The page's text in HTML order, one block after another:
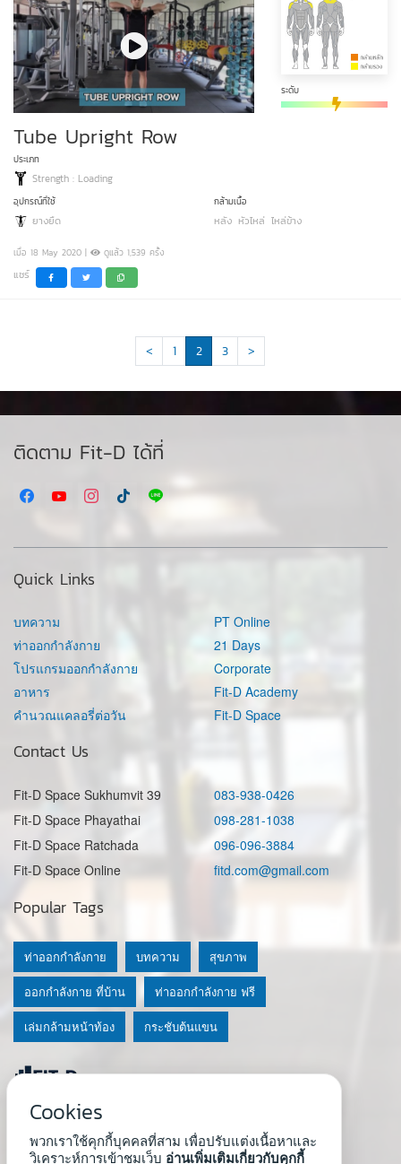
ระดับ
Tube Upright Row
ประเภท
Strength : Loading
อุปกรณ์ที่ใช้
ยางยืด
กล้ามเนื้อ
หลัง หัวไหล่ ไหล่ข้าง
เมื่อ 18 May 2020 | ดูแล้ว 1,539 ครั้ง
แชร์
< 1 2 3 >
ติดตาม Fit-D ได้ที่
Quick Links
บทความ
ท่าออกกำลังกาย
โปรแกรมออกกำลังกาย
อาหาร
คำนวณแคลอรี่ต่อวัน
PT Online
21 Days
Corporate
Fit-D Academy
Fit-D Space
Contact Us
Fit-D Space Sukhumvit 39
083-938-0426
Fit-D Space Phayathai
098-281-1038
Fit-D Space Ratchada
096-096-3884
Fit-D Space Online
fitd.com@gmail.com
© 2020 Fit-D.com & Fit-D Finess
About Us | นโยบายความเป็นส่วนตัว|เงื่อนไขการใช้เว็บ
Popular Tags
ท่าออกกำลังกาย บทความ สุขภาพ
ออกกำลังกาย ที่บ้าน ท่าออกกำลังกาย ฟรี
เล่มกล้ามหน้าท้อง กระชับต้นแขน
Cookies
พวกเราใช้คุกกี้บุคคลที่สาม เพื่อปรับแต่งเนื้อหาและ
วิเคราะห์การเข้าชมเว็บ อ่านเพิ่มเติมเกี่ยวกับคุกกี้